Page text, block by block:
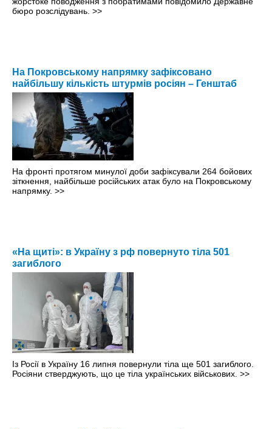
бюро розслідувань. >>
На Покровському напрямку зафіксовано
найбільшу кількість штурмів росіян – Генштаб
На фронті протягом минулої доби зафіксували 264 бойових
зіткнення, найбільше російських атак було на Покровському
напрямку. >>
«На щиті»: в Україну з рф повернуто тіла 501
загиблого
Із Росії в Україну 16 липня повернули тіла ще 501 загиблого.
Росіяни стверджують, що це тіла українських військових. >>